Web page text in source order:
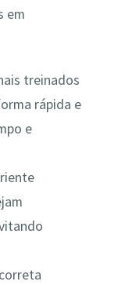
em
treinados
rápida e
e